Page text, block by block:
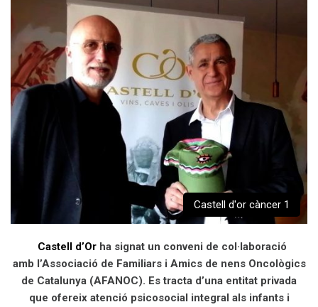
Castell d'or càncer 1
Castell d’Or ha signat un conveni de col·laboració
amb l’Associació de Familiars i Amics de nens Oncològics
de Catalunya (AFANOC). Es tracta d’una entitat privada
que ofereix atenció psicosocial integral als infants i